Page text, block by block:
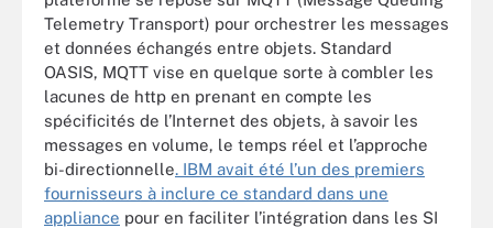
Telemetry Transport) pour orchestrer les messages
et données échangés entre objets. Standard
OASIS, MQTT vise en quelque sorte à combler les
lacunes de http en prenant en compte les
spécificités de l’Internet des objets, à savoir les
messages en volume, le temps réel et l’approche
bi-directionnelle. IBM avait été l’un des premiers
fournisseurs à inclure ce standard dans une
appliance pour en faciliter l’intégration dans les SI